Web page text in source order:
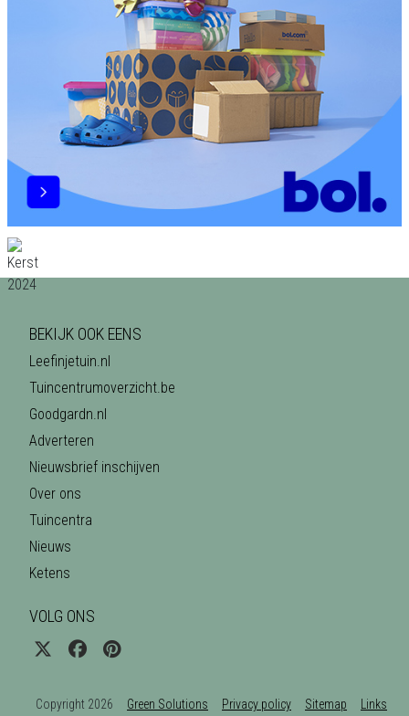
BEKIJK OOK EENS
Leefinjetuin.nl
Tuincentrumoverzicht.be
Goodgardn.nl
Adverteren
Nieuwsbrief inschijven
Over ons
Tuincentra
Nieuws
Ketens
VOLG ONS
Copyright 2026 Green Solutions Privacy policy Sitemap Links